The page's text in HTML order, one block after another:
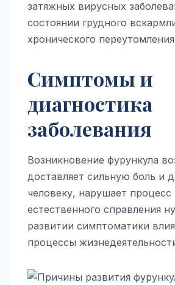
затяжных вирусных
состоянии грудного
хронического
Симптомы и
диагностика
заболевания
Возникновение фурункула
доставляет сильную боль и
человеку, нарушает процесс
естественного справления
развитии симптоматики
процессы